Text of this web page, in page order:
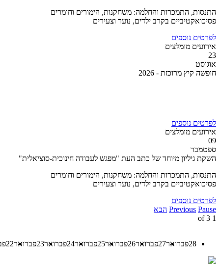
התנסות, התמכרות והחלמה: משחקנות, הימורים וחומרים
פסיכואקטיביים בקרב ילדים, נוער וצעירים
לפרטים נוספים
אירועים מומלצים
23
אוגוסט
חופשה קיץ מרוכזת - 2026
לפרטים נוספים
אירועים מומלצים
09
ספטמבר
השקת גיליון מיוחד של כתב העת "מפגש לעבודה חינוכית-סוציאלית"
התנסות, התמכרות והחלמה: משחקנות, הימורים וחומרים
פסיכואקטיביים בקרב ילדים, נוער וצעירים
לפרטים נוספים
Previous Pause
הבא
1
3
28פברואר27פברואר26פברואר25פברואר24פברואר23פברואר22